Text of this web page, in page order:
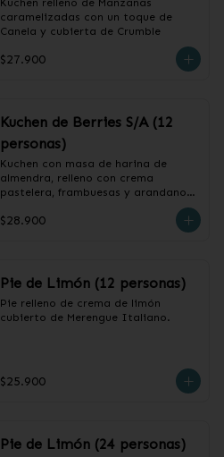
Kuchen relleno de Manzanas
caramelizadas con un toque de
Canela y cubierta de Crumble
$27.900
Kuchen de Berries S/A (12
personas)
Kuchen con masa de harina de
almendra, relleno con crema
pastelera, frambuesas y arandanos,
$28.900
Pie de Limón (12 personas)
Pie relleno de crema de limón
cubierto de Merengue Italiano.
$25.900
Pie de Limón (24 personas)